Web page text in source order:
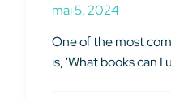
mai 5, 2024
One of the most
is, 'What books can I